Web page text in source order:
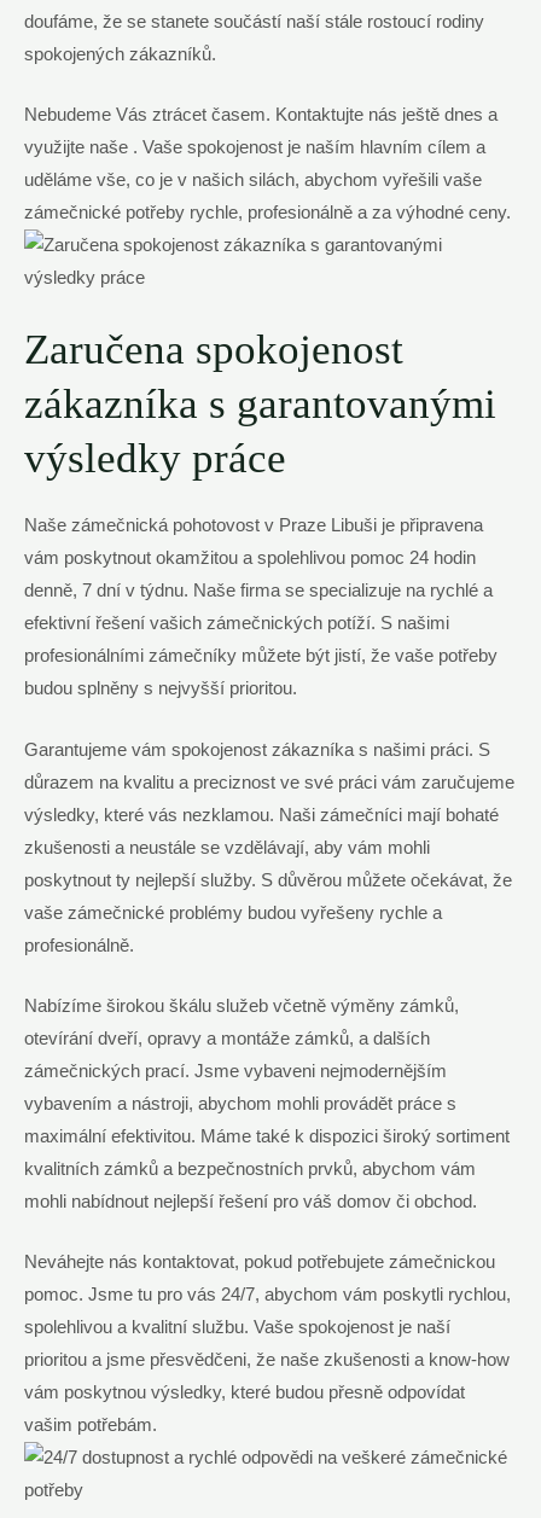
doufáme, že se stanete součástí‍ naší stále ‍rostoucí rodiny
spokojených ‍zákazníků.
Nebudeme Vás ztrácet⁤ časem. ⁢Kontaktujte nás ještě dnes a
využijte⁢ naše . Vaše spokojenost je naším hlavním cílem a
uděláme vše, co je v ‌našich silách, abychom ⁤vyřešili vaše
zámečnické potřeby ‌rychle, ‍profesionálně a za výhodné ceny.
Zaručena spokojenost
zákazníka s garantovanými
výsledky práce
Naše zámečnická pohotovost ​v⁣ Praze Libuši‍ je připravena‍
vám poskytnout okamžitou a spolehlivou pomoc​ 24 hodin
denně, 7⁢ dní v týdnu. Naše⁣ firma se specializuje‌ na rychlé a
efektivní řešení vašich zámečnických potíží. S našimi
profesionálními⁣ zámečníky můžete být⁤ jistí, ⁤že vaše ⁣potřeby
budou ​splněny s nejvyšší‍ prioritou.
Garantujeme vám spokojenost zákazníka⁤ s ​našimi práci. S
důrazem na kvalitu a preciznost ve své ‌práci vám zaručujeme
výsledky, které vás nezklamou. Naši ⁤zámečníci mají bohaté‌
zkušenosti a ⁣neustále se vzdělávají, ⁤aby ‌vám mohli
poskytnout ty nejlepší ​služby. S důvěrou můžete očekávat, že
vaše ‌zámečnické ⁤problémy ⁣budou vyřešeny rychle a
profesionálně.
Nabízíme širokou škálu služeb⁢ včetně výměny ‌zámků,
otevírání dveří, opravy ​a montáže zámků, a dalších
zámečnických prací. Jsme vybaveni nejmodernějším
vybavením ‌a⁢ nástroji, abychom mohli provádět⁤ práce ⁤s
maximální ⁢efektivitou. ⁣Máme také k dispozici ​široký sortiment
kvalitních zámků a bezpečnostních ‌prvků, abychom vám
mohli ⁤nabídnout nejlepší řešení pro váš⁢ domov či obchod. ⁢
Neváhejte nás kontaktovat, pokud potřebujete ⁣zámečnickou
pomoc. ‌Jsme tu pro vás ​24/7, abychom vám poskytli rychlou,
spolehlivou‍ a kvalitní službu. Vaše spokojenost je naší⁤
prioritou a jsme přesvědčeni, že‍ naše zkušenosti a know-how​
vám poskytnou výsledky, které budou přesně odpovídat
vašim potřebám.